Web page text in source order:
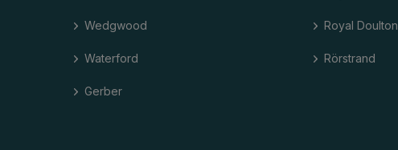
Wedgwood
Waterford
Gerber
Royal Doulton
Rörstrand